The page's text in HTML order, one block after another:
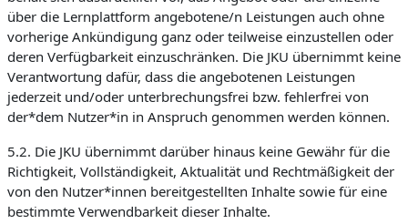
über die Lernplattform angebotene/n Leistungen auch ohne
vorherige Ankündigung ganz oder teilweise einzustellen oder
deren Verfügbarkeit einzuschränken. Die JKU übernimmt keine
Verantwortung dafür, dass die angebotenen Leistungen
jederzeit und/oder unterbrechungsfrei bzw. fehlerfrei von
der*dem Nutzer*in in Anspruch genommen werden können.
5.2. Die JKU übernimmt darüber hinaus keine Gewähr für die
Richtigkeit, Vollständigkeit, Aktualität und Rechtmäßigkeit der
von den Nutzer*innen bereitgestellten Inhalte sowie für eine
bestimmte Verwendbarkeit dieser Inhalte.